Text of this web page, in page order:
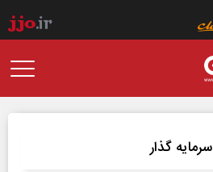
سرمایه گذار